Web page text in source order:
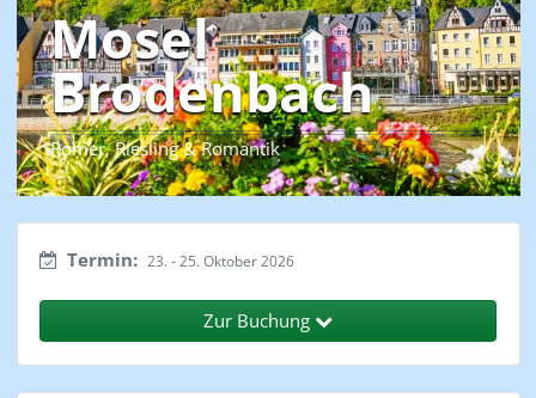
Mosel
Brodenbach
Römer, Riesling & Romantik
Termin:23. - 25. Oktober 2026
Zur Buchung